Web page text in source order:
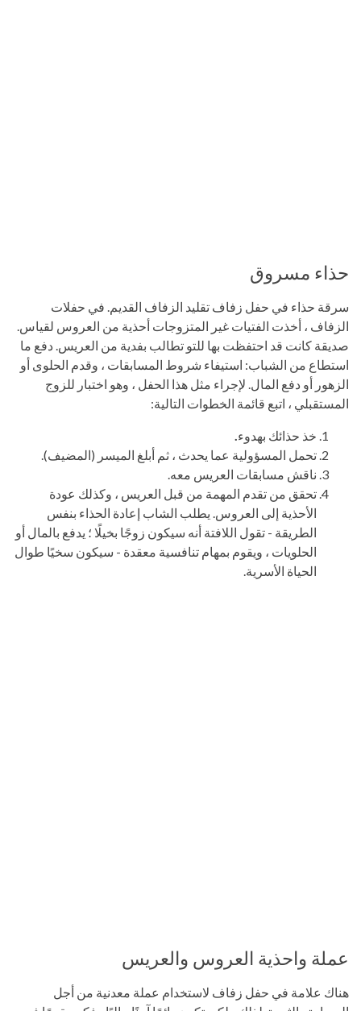
حذاء مسروق
سرقة حذاء في حفل زفاف تقليد الزفاف القديم. في حفلات
الزفاف ، أخذت الفتيات غير المتزوجات أحذية من العروس لقياس.
صديقة كانت قد احتفظت بها للتو تطالب بفدية من العريس. دفع ما
استطاع من الشباب: استيفاء شروط المسابقات ، وقدم الحلوى أو
الزهور أو دفع المال. لإجراء مثل هذا الحفل ، وهو اختبار للزوج
المستقبلي ، اتبع قائمة الخطوات التالية:
خذ حذائك بهدوء
تحمل المسؤولية عما يحدث ، ثم أبلغ الميسر (المضيف).
ناقش مسابقات العريس معه.
تحقق من تقدم المهمة من قبل العريس ، وكذلك عودة
الأحذية إلى العروس. يطلب الشاب إعادة الحذاء بنفس
الطريقة - تقول اللافتة أنه سيكون زوجًا بخيلًا ؛ يدفع بالمال أو
الحلويات ، ويقوم بمهام تنافسية معقدة - سيكون سخيًا طوال
الحياة الأسرية.
عملة واحذية العروس والعريس
هناك علامة في حفل زفاف لاستخدام عملة معدنية من أجل